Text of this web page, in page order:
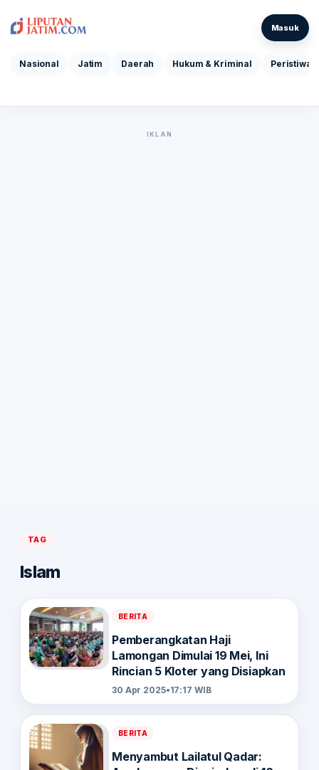
Nasional Jatim Daerah Hukum & Kriminal Peristiwa
Masuk
IKLAN
TAG
Islam
BERITA
Pemberangkatan Haji
Lamongan Dimulai 19 Mei, Ini
Rincian 5 Kloter yang Disiapkan
30 Apr 2025•17:17 WIB
BERITA
Menyambut Lailatul Qadar: